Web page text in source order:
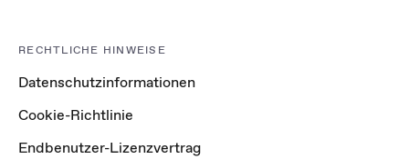
RECHTLICHE HINWEISE
Datenschutzinformationen
Cookie-Richtlinie
Endbenutzer-Lizenzvertrag